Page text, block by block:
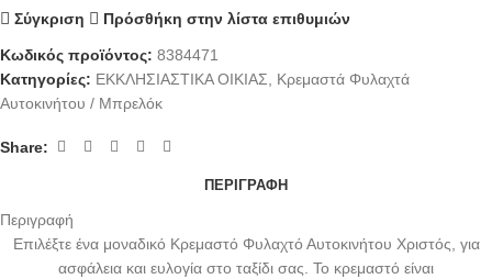
Σύγκριση Πρόσθήκη στην λίστα επιθυμιών
Κωδικός προϊόντος: 8384471
Κατηγορίες: ΕΚΚΛΗΣΙΑΣΤΙΚΑ ΟΙΚΙΑΣ, Κρεμαστά Φυλαχτά
Αυτοκινήτου / Μπρελόκ
Share:
ΠΕΡΙΓΡΑΦΉ
Περιγραφή
Επιλέξτε ένα μοναδικό Κρεμαστό Φυλαχτό Αυτοκινήτου Χριστός, για
ασφάλεια και ευλογία στο ταξίδι σας. Το κρεμαστό είναι